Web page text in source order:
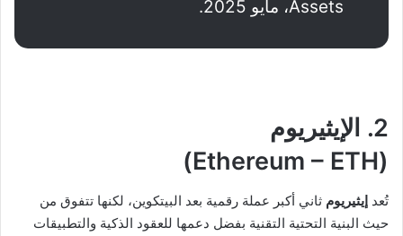
Assets، مايو 2025.
2. الإيثيريوم
(Ethereum – ETH)
تُعد إيثيريوم ثاني أكبر عملة رقمية بعد البيتكوين، لكنها تتفوق من
حيث البنية التحتية التقنية بفضل دعمها للعقود الذكية والتطبيقات